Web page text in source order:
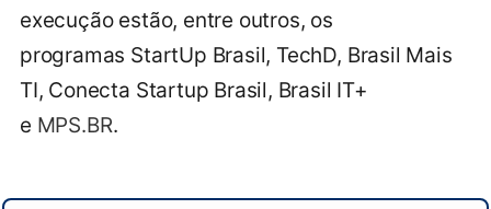
execução estão, entre outros, os
programas StartUp Brasil, TechD, Brasil Mais
TI, Conecta Startup Brasil, Brasil IT+
e MPS.BR.